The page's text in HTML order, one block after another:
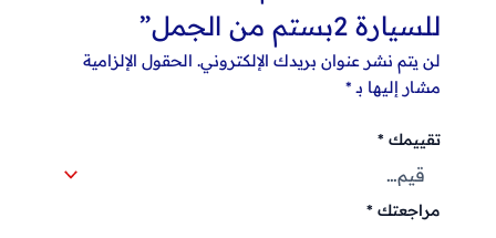
للسيارة 2بستم من الجمل”
لن يتم نشر عنوان بريدك الإلكتروني. الحقول الإلزامية
مشار إليها بـ *
تقييمك *
مراجعتك *